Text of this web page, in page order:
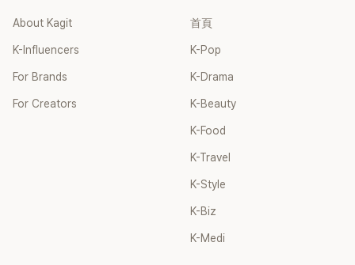
About Kagit
K-Influencers
For Brands
For Creators
首頁
K-Pop
K-Drama
K-Beauty
K-Food
K-Travel
K-Style
K-Biz
K-Medi